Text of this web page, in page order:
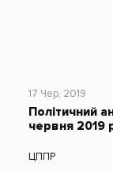
17 Чер, 2019
Політичний
червня 2019
ЦППР